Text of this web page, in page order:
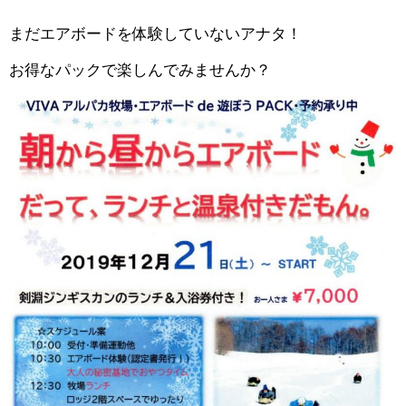
まだエアボードを体験していないアナタ！
お得なパックで楽しんでみませんか？